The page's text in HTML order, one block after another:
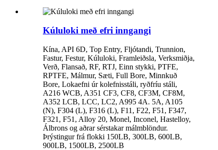
Kúluloki með efri inngangi
Kína, API 6D, Top Entry, Fljótandi, Trunnion,
Fastur, Festur, Kúluloki, Framleiðsla, Verksmiðja,
Verð, Flansað, RF, RTJ, Einn stykki, PTFE,
RPTFE, Málmur, Sæti, Full Bore, Minnkuð
Bore, Lokaefni úr kolefnisstáli, ryðfríu stáli,
A216 WCB, A351 CF3, CF8, CF3M, CF8M,
A352 LCB, LCC, LC2, A995 4A. 5A, A105
(N), F304 (L), F316 (L), F11, F22, F51, F347,
F321, F51, Alloy 20, Monel, Inconel, Hastelloy,
Álbrons og aðrar sérstakar málmblöndur.
Þrýstingur frá flokki 150LB, 300LB, 600LB,
900LB, 1500LB, 2500LB